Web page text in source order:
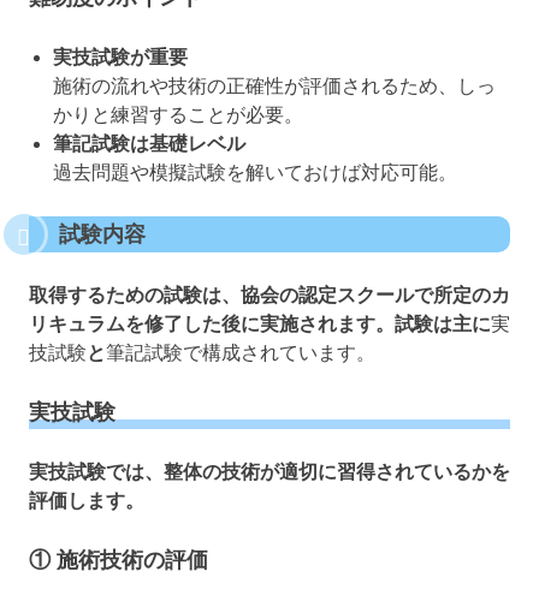
実技試験が重要
施術の流れや技術の正確性が評価されるため、しっ
かりと練習することが必要。
筆記試験は基礎レベル
過去問題や模擬試験を解いておけば対応可能。
試験内容
取得するための試験は、協会の認定スクールで所定のカ
リキュラムを修了した後に実施されます。試験は主に実
技試験と筆記試験で構成されています。
実技試験
実技試験では、整体の技術が適切に習得されているかを
評価します。
① 施術技術の評価